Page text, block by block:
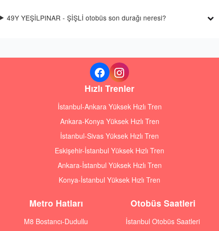
49Y YEŞİLPINAR - ŞİŞLİ otobüs son durağı neresi?
Hızlı Trenler
İstanbul-Ankara Yüksek Hızlı Tren
Ankara-Konya Yüksek Hızlı Tren
İstanbul-Sivas Yüksek Hızlı Tren
Eskişehir-İstanbul Yüksek Hızlı Tren
Ankara-İstanbul Yüksek Hızlı Tren
Konya-İstanbul Yüksek Hızlı Tren
Metro Hatları
M8 Bostancı-Dudullu
Otobüs Saatleri
İstanbul Otobüs Saatleri